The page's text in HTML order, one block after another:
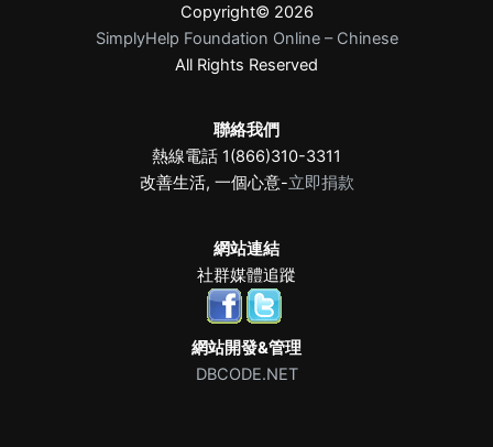
Copyright© 2026
SimplyHelp Foundation Online – Chinese
All Rights Reserved
聯絡我們
熱線電話 1(866)310-3311
改善生活, 一個心意-立即捐款
網站連結
社群媒體追蹤
網站開發&管理
DBCODE.NET